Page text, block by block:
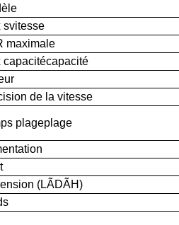
svitesse
maximale
capacitécapacité
de la vitesse
plageplage
(LÃDÃH)